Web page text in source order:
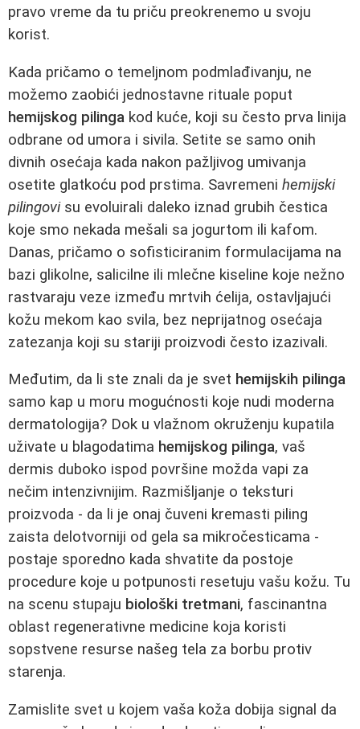
pravo vreme da tu priču preokrenemo u svoju
korist.
Kada pričamo o temeljnom podmlađivanju, ne
možemo zaobići jednostavne rituale poput
hemijskog pilinga kod kuće, koji su često prva linija
odbrane od umora i sivila. Setite se samo onih
divnih osećaja kada nakon pažljivog umivanja
osetite glatkoću pod prstima. Savremeni hemijski
pilingovisu evoluirali daleko iznad grubih čestica
koje smo nekada mešali sa jogurtom ili kafom.
Danas, pričamo o sofisticiranim formulacijama na
bazi glikolne, salicilne ili mlečne kiseline koje nežno
rastvaraju veze između mrtvih ćelija, ostavljajući
kožu mekom kao svila, bez neprijatnog osećaja
zatezanja koji su stariji proizvodi često izazivali.
Međutim, da li ste znali da je svet hemijskih pilinga
samo kap u moru mogućnosti koje nudi moderna
dermatologija? Dok u vlažnom okruženju kupatila
uživate u blagodatima hemijskog pilinga, vaš
dermis duboko ispod površine možda vapi za
nečim intenzivnijim. Razmišljanje o teksturi
proizvoda - da li je onaj čuveni kremasti piling
zaista delotvorniji od gela sa mikročesticama -
postaje sporedno kada shvatite da postoje
procedure koje u potpunosti resetuju vašu kožu. Tu
na scenu stupaju biološki tretmani, fascinantna
oblast regenerativne medicine koja koristi
sopstvene resurse našeg tela za borbu protiv
starenja.
Zamislite svet u kojem vaša koža dobija signal da